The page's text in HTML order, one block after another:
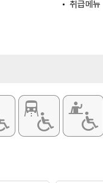
취급메뉴